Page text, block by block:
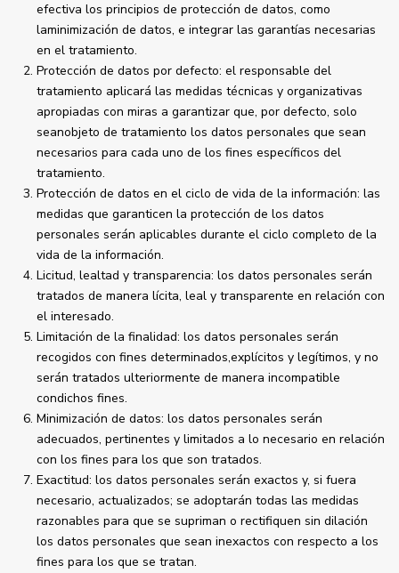
efectiva los principios de protección de datos, como
laminimización de datos, e integrar las garantías necesarias
en el tratamiento.
Protección de datos por defecto: el responsable del
tratamiento aplicará las medidas técnicas y organizativas
apropiadas con miras a garantizar que, por defecto, solo
seanobjeto de tratamiento los datos personales que sean
necesarios para cada uno de los fines específicos del
tratamiento.
Protección de datos en el ciclo de vida de la información: las
medidas que garanticen la protección de los datos
personales serán aplicables durante el ciclo completo de la
vida de la información.
Licitud, lealtad y transparencia: los datos personales serán
tratados de manera lícita, leal y transparente en relación con
el interesado.
Limitación de la finalidad: los datos personales serán
recogidos con fines determinados,explícitos y legítimos, y no
serán tratados ulteriormente de manera incompatible
condichos fines.
Minimización de datos: los datos personales serán
adecuados, pertinentes y limitados a lo necesario en relación
con los fines para los que son tratados.
Exactitud: los datos personales serán exactos y, si fuera
necesario, actualizados; se adoptarán todas las medidas
razonables para que se supriman o rectifiquen sin dilación
los datos personales que sean inexactos con respecto a los
fines para los que se tratan.